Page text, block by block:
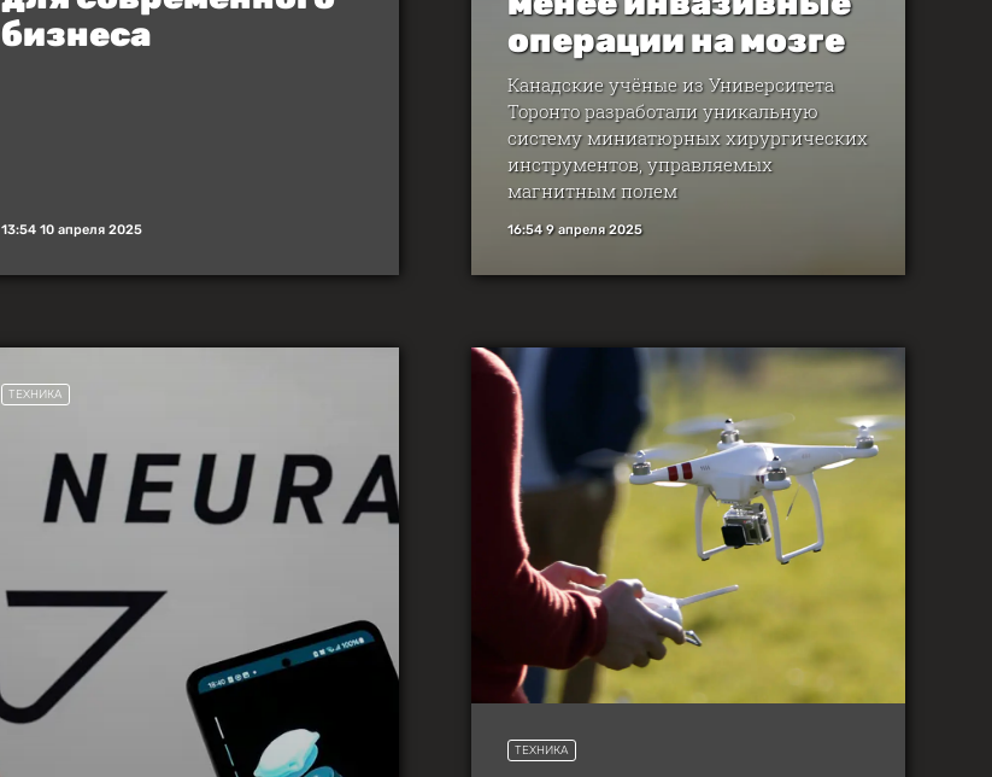
бизнеса
13:54 10 апреля 2025
операции на мозге
Канадские учёные из Университета
Торонто разработали уникальную
систему миниатюрных хирургических
инструментов, управляемых
магнитным полем
16:54 9 апреля 2025
ТЕХНИКА
ТЕХНИКА